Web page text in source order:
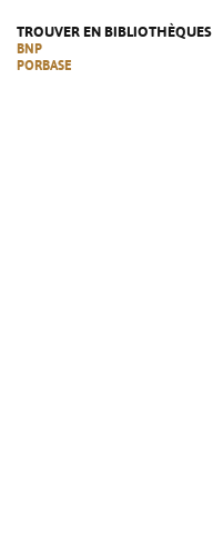
TROUVER EN BIBLIOTHÈQUES
BNP
PORBASE